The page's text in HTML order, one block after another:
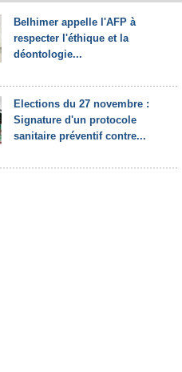
Belhimer appelle l'AFP à
respecter l'éthique et la
déontologie...
Elections du 27 novembre :
Signature d'un protocole
sanitaire préventif contre...